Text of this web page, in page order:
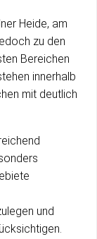
Heide, am
zu den
Bereichen
innerhalb
mit deutlich
und